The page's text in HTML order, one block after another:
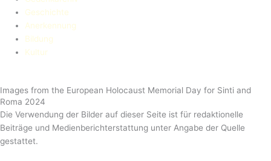
Geschichte
Anerkennung
Bildung
Kultur
Images from the European Holocaust Memorial Day for Sinti and
Roma 2024
Die Verwendung der Bilder auf dieser Seite ist für redaktionelle
Beiträge und Medienberichterstattung unter Angabe der Quelle
gestattet.